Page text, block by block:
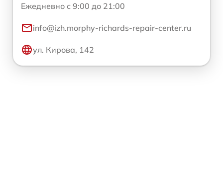
Ежедневно с 9:00 до 21:00
info@izh.morphy-richards-repair-center.ru
ул. Кирова, 142